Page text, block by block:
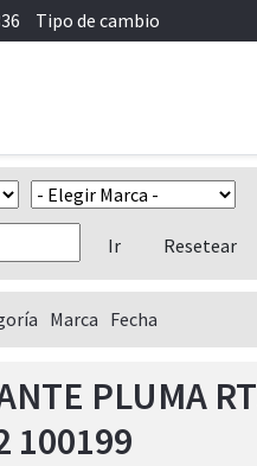
Tipo de cambio
Marca Fecha
PLUMA
100199